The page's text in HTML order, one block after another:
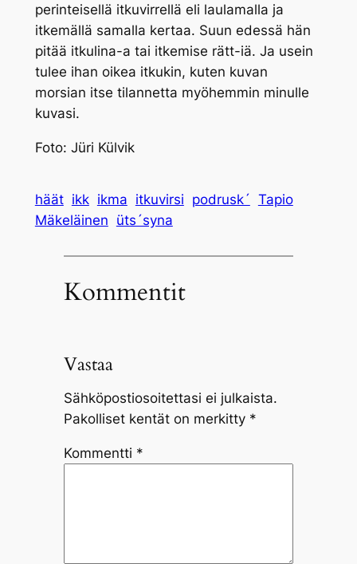
perinteisellä itkuvirrellä eli laulamalla ja
itkemällä samalla kertaa. Suun edessä hän
pitää itkulina-a tai itkemise rätt-iä. Ja usein
tulee ihan oikea itkukin, kuten kuvan
morsian itse tilannetta myöhemmin minulle
kuvasi.
Foto: Jüri Külvik
häät ikk ikma itkuvirsi podrusk´ Tapio
Mäkeläinen üts´syna
Kommentit
Vastaa
Sähköpostiosoitettasi ei julkaista.
Pakolliset kentät on merkitty *
Kommentti *